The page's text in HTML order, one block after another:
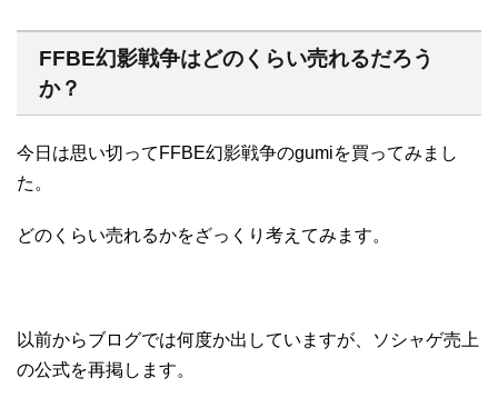
FFBE幻影戦争はどのくらい売れるだろう
か？
今日は思い切ってFFBE幻影戦争のgumiを買ってみまし
た。
どのくらい売れるかをざっくり考えてみます。
以前からブログでは何度か出していますが、ソシャゲ売上
の公式を再掲します。